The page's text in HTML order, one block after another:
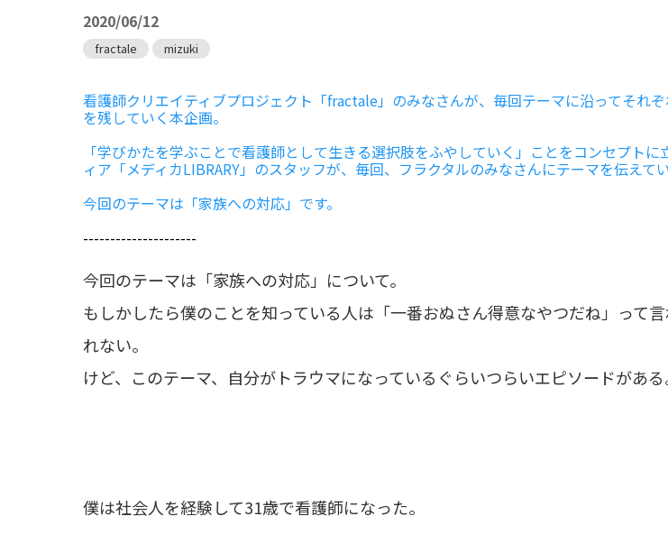
2020/06/12
fractale mizuki
看護師クリエイティブプロジェクト「fractale」のみなさんが、毎回テーマに沿ってそれ
を残していく本企画。
「学びかたを学ぶことで看護師として生きる選択肢をふやしていく」ことをコンセプトに
ィア「メディカLIBRARY」のスタッフが、毎回、フラクタルのみなさんにテーマを伝えてい
今回のテーマは「家族への対応」です。
---------------------
今回のテーマは「家族への対応」について。
もしかしたら僕のことを知っている人は「一番おぬさん得意なやつだね」って
れない。
けど、このテーマ、自分がトラウマになっているぐらいつらいエピソードがある
僕は社会人を経験して31歳で看護師になった。